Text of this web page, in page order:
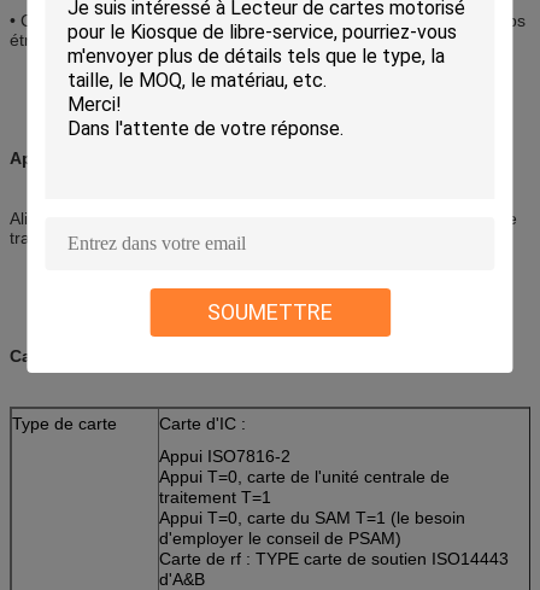
SOUMETTRE
• Conception spéciale de cloison pour le lecteur protecteur du corps
étranger
Applications :
Alimentez la distribution, jeu, gouvernement, système se garant, le
transport CAF, utilité
Caractéristiques :
Type de carte
Carte d'IC :
Appui ISO7816-2
Appui T=0, carte de l'unité centrale de
traitement T=1
Appui T=0, carte du SAM T=1 (le besoin
d'employer le conseil de PSAM)
Carte de rf : TYPE carte de soutien ISO14443
d'A&B